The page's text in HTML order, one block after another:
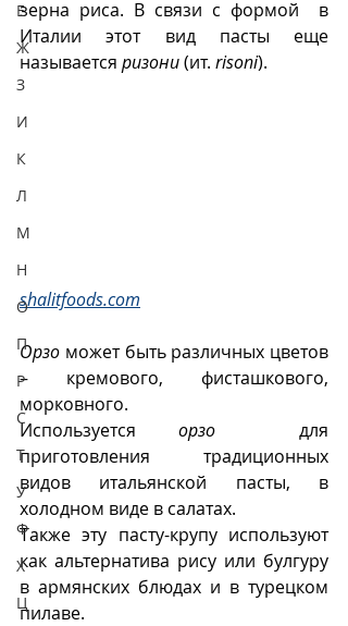
Е
Ж
З
И
К
Л
М
Н
О
П
Р
С
Т
У
Ф
Х
Ц
зерна риса. В связи с формой  в
Италии этот вид пасты еще
называется ризони (ит. risoni).
shalitfoods.com
Орзо может быть различных цветов
– кремового, фисташкового,
морковного.
Используется орзо
  для
приготовления традиционных
видов итальянской пасты, в
холодном виде в салатах.
Также эту пасту-крупу используют
как альтернатива рису или булгуру
в армянских блюдах и в турецком
пилаве.